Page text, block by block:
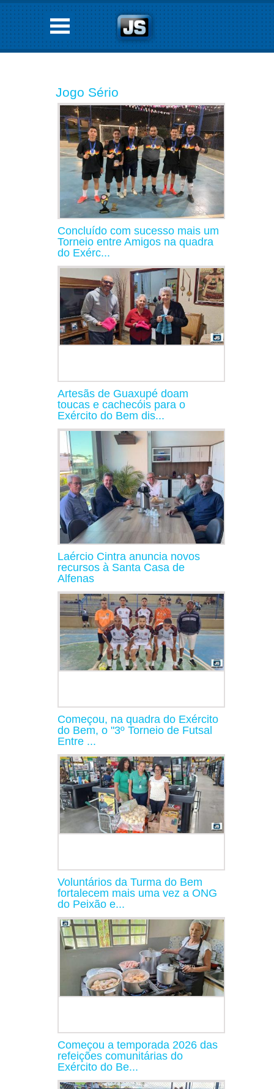
Jogo Sério
Concluído com sucesso mais um
Torneio entre Amigos na quadra
do Exérc...
Artesãs de Guaxupé doam
toucas e cachecóis para o
Exército do Bem dis...
Laércio Cintra anuncia novos
recursos à Santa Casa de
Alfenas
Começou, na quadra do Exército
do Bem, o "3º Torneio de Futsal
Entre ...
Voluntários da Turma do Bem
fortalecem mais uma vez a ONG
do Peixão e...
Começou a temporada 2026 das
refeições comunitárias do
Exército do Be...